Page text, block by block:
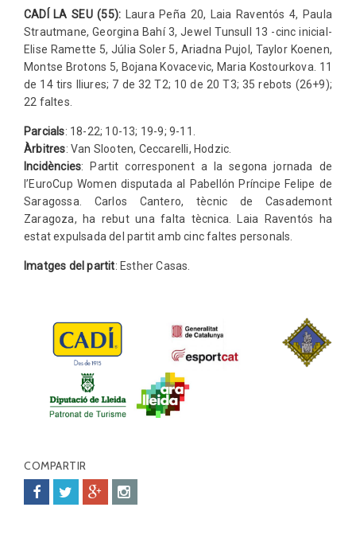
CADÍ LA SEU (55): Laura Peña 20, Laia Raventós 4, Paula
Strautmane, Georgina Bahí 3, Jewel Tunsull 13 -cinc inicial-
Elise Ramette 5, Júlia Soler 5, Ariadna Pujol, Taylor Koenen,
Montse Brotons 5, Bojana Kovacevic, Maria Kostourkova. 11
de 14 tirs lliures; 7 de 32 T2; 10 de 20 T3; 35 rebots (26+9);
22 faltes.
Parcials: 18-22; 10-13; 19-9; 9-11.
Àrbitres: Van Slooten, Ceccarelli, Hodzic.
Incidències: Partit corresponent a la segona jornada de
l’EuroCup Women disputada al Pabellón Príncipe Felipe de
Saragossa. Carlos Cantero, tècnic de Casademont
Zaragoza, ha rebut una falta tècnica. Laia Raventós ha
estat expulsada del partit amb cinc faltes personals.
Imatges del partit: Esther Casas.
COMPARTIR